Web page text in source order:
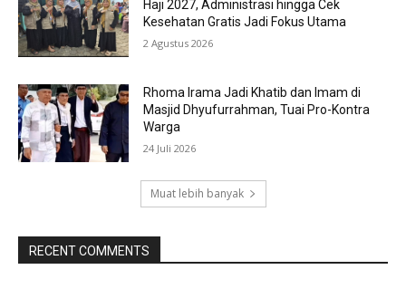
Haji 2027, Administrasi hingga Cek
Kesehatan Gratis Jadi Fokus Utama
2 Agustus 2026
Rhoma Irama Jadi Khatib dan Imam di
Masjid Dhyufurrahman, Tuai Pro-Kontra
Warga
24 Juli 2026
Muat lebih banyak
RECENT COMMENTS